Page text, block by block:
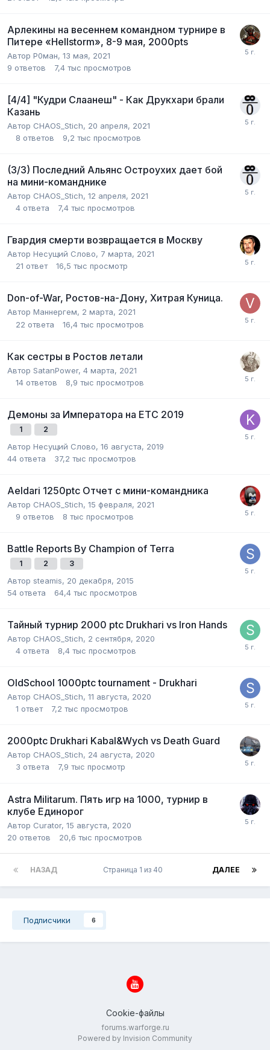
Арлекины на весеннем командном турнире в
Питере «Hellstorm», 8-9 мая, 2000pts
Автор Р0ман, 13 мая, 2021
9 ответов 7,4 тыс просмотров
[4/4] "Кудри Слаанеш" - Как Друкхари брали
Казань
Автор CHAOS_Stich, 20 апреля, 2021
8 ответов 9,2 тыс просмотров
(3/3) Последний Альянс Остроухих дает бой
на мини-команднике
Автор CHAOS_Stich, 12 апреля, 2021
4 ответа 7,4 тыс просмотров
Гвардия смерти возвращается в Москву
Автор Несущий Слово, 7 марта, 2021
21 ответ 16,5 тыс просмотр
Don-of-War, Ростов-на-Дону, Хитрая Куница.
Автор Маннергем, 2 марта, 2021
22 ответа 16,4 тыс просмотров
Как сестры в Ростов летали
Автор SatanPower, 4 марта, 2021
14 ответов 8,9 тыс просмотров
Демоны за Императора на ETC 2019
1 2
Автор Несущий Слово, 16 августа, 2019
44 ответа 37,2 тыс просмотров
Aeldari 1250ptc Отчет с мини-командника
Автор CHAOS_Stich, 15 февраля, 2021
9 ответов 8 тыс просмотров
Battle Reports By Champion of Terra
1 2 3
Автор steamis, 20 декабря, 2015
54 ответа 64,4 тыс просмотров
Тайный турнир 2000 ptc Drukhari vs Iron Hands
Автор CHAOS_Stich, 2 сентября, 2020
4 ответа 8,4 тыс просмотров
OldSchool 1000ptc tournament - Drukhari
Автор CHAOS_Stich, 11 августа, 2020
1 ответ 7,2 тыс просмотров
2000ptc Drukhari Kabal&Wych vs Death Guard
Автор CHAOS_Stich, 24 августа, 2020
3 ответа 7,9 тыс просмотр
Astra Militarum. Пять игр на 1000, турнир в
клубе Единорог
Автор Curator, 15 августа, 2020
20 ответов 20,6 тыс просмотров
НАЗАД ДАЛЕЕ
Страница 1 из 40
Подписчики 6
Cookie-файлы
forums.warforge.ru
Powered by Invision Community